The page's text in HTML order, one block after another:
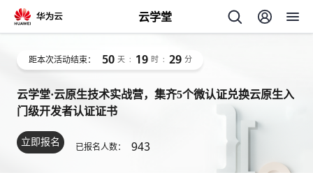
云学堂
云学堂·云原生技术实战营，集齐5个微认证兑换云原生入
门级开发者认证证书
立即报名 已报名人数： 943
距本次活动结束： 50 天 : 19 时 : 29 分